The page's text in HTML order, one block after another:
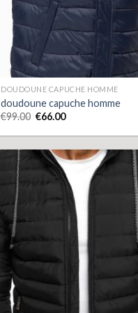
DOUDOUNE CAPUCHE HOMME
doudoune capuche homme
€99.00 €66.00